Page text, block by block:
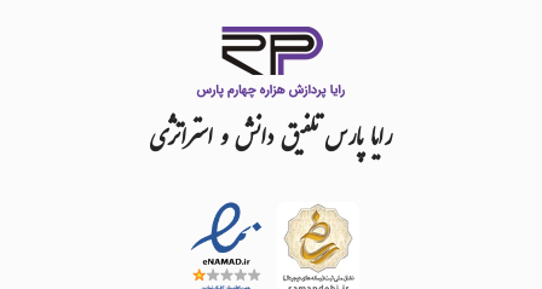
رایاپارستلفیقدانشواستراتژی